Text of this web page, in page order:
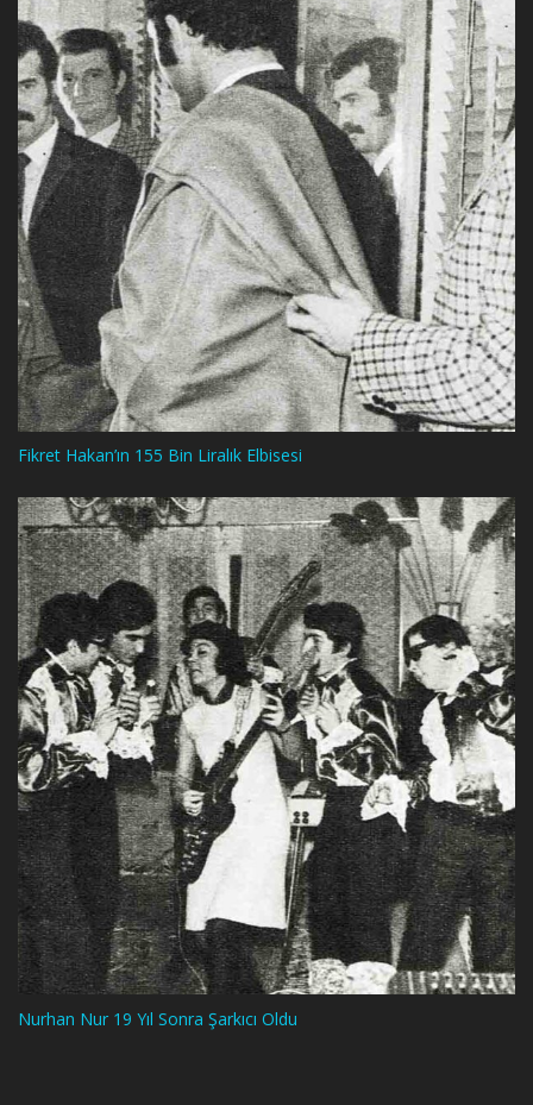
Fikret Hakan’ın 155 Bin Liralık Elbisesi
Nurhan Nur 19 Yıl Sonra Şarkıcı Oldu